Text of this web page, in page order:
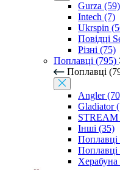
Gurza (59)
Intech (7)
Ukrspin
Повідці
Різні (75)
Поплавці (795)
Поплавці
Angler
Gladiator
STREAM
Інші (35)
Поплавці
Херабуна